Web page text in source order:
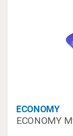
ECONOMY
ECONOMY